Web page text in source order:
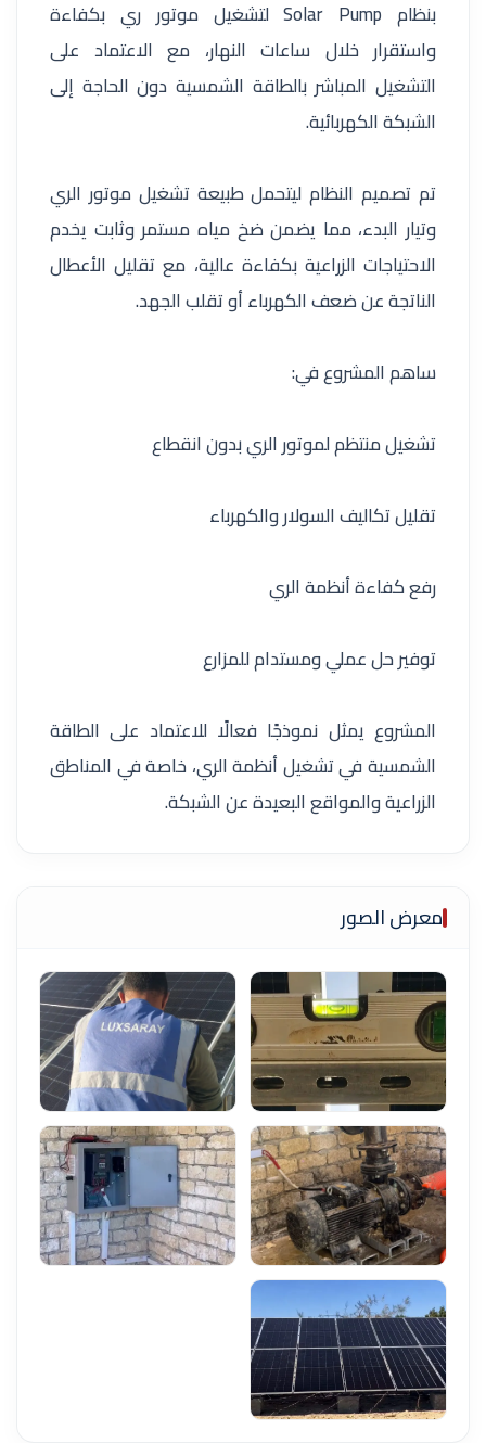
بنظام Solar Pump لتشغيل موتور ري بكفاءة
واستقرار خلال ساعات النهار، مع الاعتماد على
التشغيل المباشر بالطاقة الشمسية دون الحاجة إلى
الشبكة الكهربائية.
تم تصميم النظام ليتحمل طبيعة تشغيل موتور الري
وتيار البدء، مما يضمن ضخ مياه مستمر وثابت يخدم
الاحتياجات الزراعية بكفاءة عالية، مع تقليل الأعطال
الناتجة عن ضعف الكهرباء أو تقلب الجهد.
ساهم المشروع في:
تشغيل منتظم لموتور الري بدون انقطاع
تقليل تكاليف السولار والكهرباء
رفع كفاءة أنظمة الري
توفير حل عملي ومستدام للمزارع
المشروع يمثل نموذجًا فعالًا للاعتماد على الطاقة
الشمسية في تشغيل أنظمة الري، خاصة في المناطق
الزراعية والمواقع البعيدة عن الشبكة.
معرض الصور